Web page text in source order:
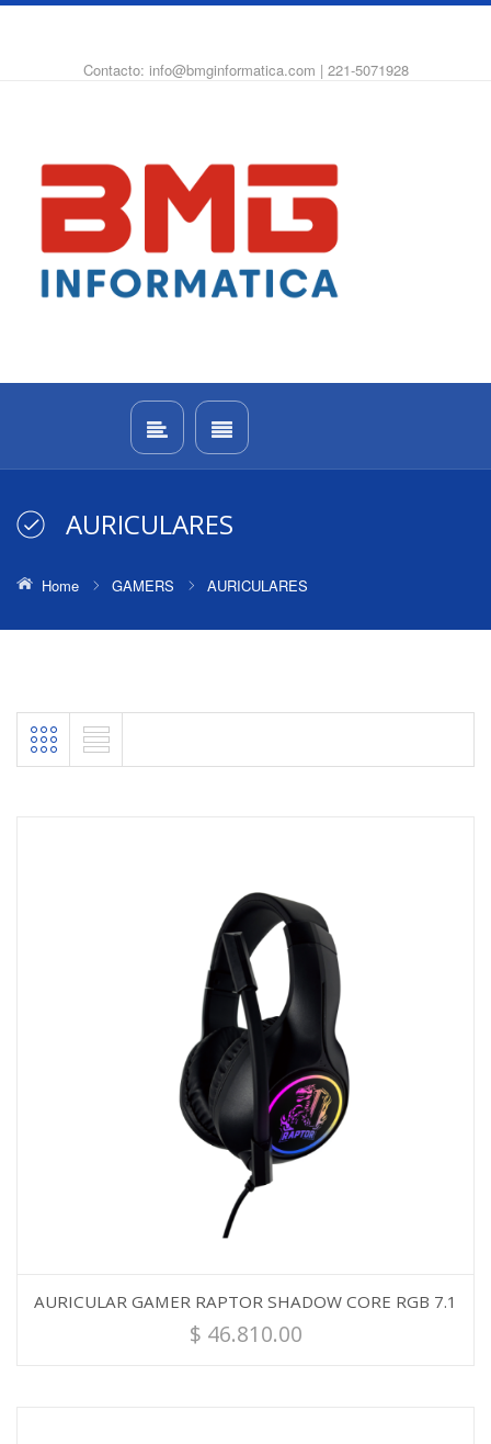
Contacto: info@bmginformatica.com | 221-5071928
AURICULARES
Home GAMERS AURICULARES
AURICULAR GAMER RAPTOR SHADOW CORE RGB 7.1
$ 46.810.00